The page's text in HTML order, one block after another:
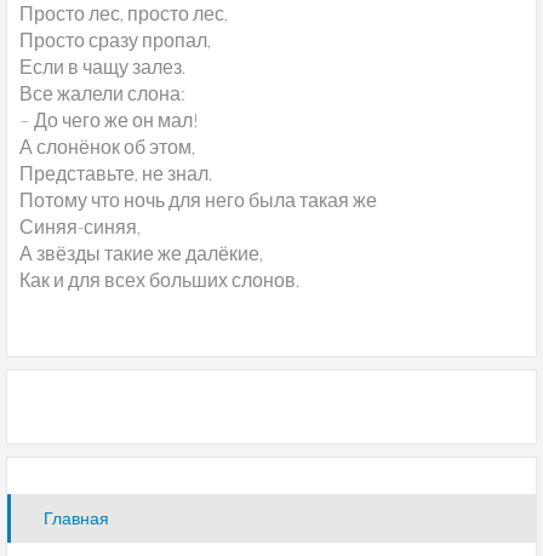
Просто лес, просто лес,
Просто сразу пропал,
Если в чащу залез.
Все жалели слона:
– До чего же он мал!
А слонёнок об этом,
Представьте, не знал.
Потому что ночь для него была такая же
Синяя-синяя,
А звёзды такие же далёкие,
Как и для всех больших слонов.
Главная